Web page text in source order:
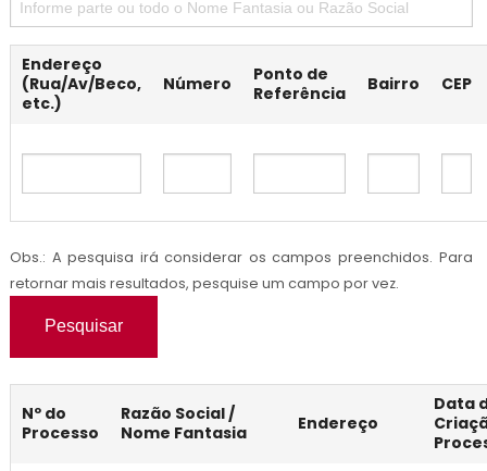
Endereço
(Rua/Av/Beco,
etc.)
Número
Ponto de
Referência
Bairro CEP
Obs.: A pesquisa irá considerar os campos preenchidos. Para
retornar mais resultados, pesquise um campo por vez.
Pesquisar
Nº do
Processo
Razão Social /
Nome Fantasia
Endereço
Data